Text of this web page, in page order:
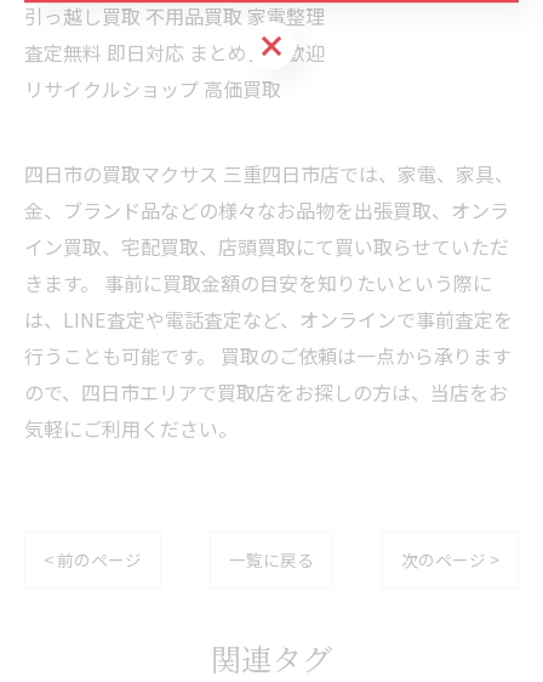
引っ越し買取 不用品買取 家電整理
査定無料 即日対応 まとめ売り歓迎
リサイクルショップ 高価買取
四日市の買取マクサス 三重四日市店では、家電、家具、
金、ブランド品などの様々なお品物を出張買取、オンラ
イン買取、宅配買取、店頭買取にて買い取らせていただ
きます。 事前に買取金額の目安を知りたいという際に
は、LINE査定や電話査定など、オンラインで事前査定を
行うことも可能です。 買取のご依頼は一点から承ります
ので、四日市エリアで買取店をお探しの方は、当店をお
気軽にご利用ください。
< 前のページ 一覧に戻る 次のページ >
関連タグ
お気軽にお問い合わせください